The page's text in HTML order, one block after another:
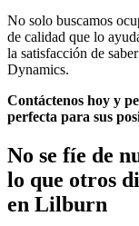
No solo buscamos
de calidad que lo
la satisfacción de
Dynamics.
Contáctenos hoy y
perfecta para sus
No se fíe de
lo que otros
en Lilburn